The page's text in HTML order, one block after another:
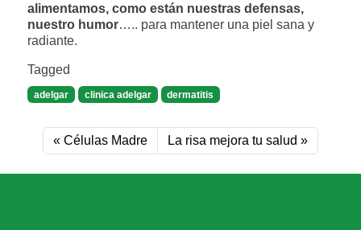
alimentamos, como están nuestras defensas,
nuestro humor….. para mantener una piel sana y
radiante.
Tagged
adelgar clinica adelgar dermatitis
Células Madre La risa mejora tu salud